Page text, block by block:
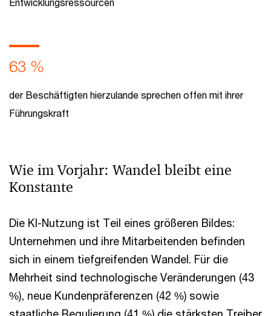
63 %
der Beschäftigten hierzulande sprechen offen mit ihrer
Führungskraft
Wie im Vorjahr: Wandel bleibt eine
Konstante
Die KI-Nutzung ist Teil eines größeren Bildes:
Unternehmen und ihre Mitarbeitenden befinden
sich in einem tiefgreifenden Wandel. Für die
Mehrheit sind technologische Veränderungen (43
%), neue Kundenpräferenzen (42 %) sowie